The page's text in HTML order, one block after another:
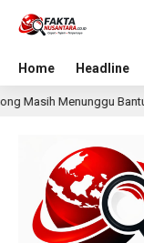
Home Headline
Rumah